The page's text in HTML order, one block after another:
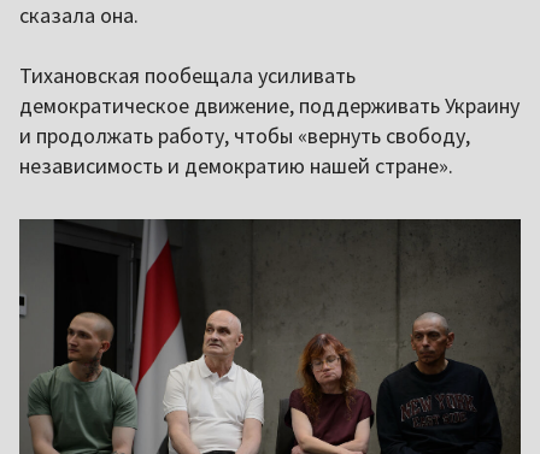
сказала она.
Тихановская пообещала усиливать
демократическое движение, поддерживать Украину
и продолжать работу, чтобы «вернуть свободу,
независимость и демократию нашей стране».